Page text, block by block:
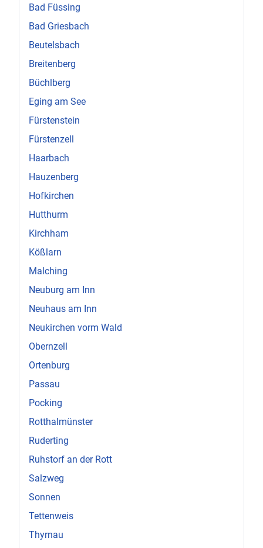
Bad Füssing
Bad Griesbach
Beutelsbach
Breitenberg
Büchlberg
Eging am See
Fürstenstein
Fürstenzell
Haarbach
Hauzenberg
Hofkirchen
Hutthurm
Kirchham
Kößlarn
Malching
Neuburg am Inn
Neuhaus am Inn
Neukirchen vorm Wald
Obernzell
Ortenburg
Passau
Pocking
Rotthalmünster
Ruderting
Ruhstorf an der Rott
Salzweg
Sonnen
Tettenweis
Thyrnau